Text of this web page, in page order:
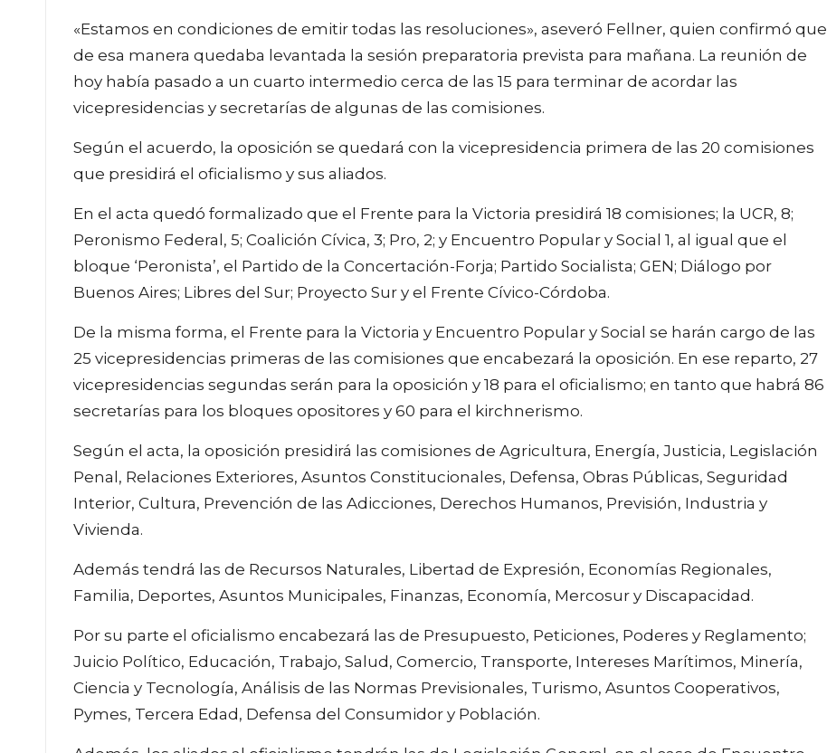
«Estamos en condiciones de emitir todas las resoluciones», aseveró Fellner, quien confirmó que
de esa manera quedaba levantada la sesión preparatoria prevista para mañana. La reunión de
hoy había pasado a un cuarto intermedio cerca de las 15 para terminar de acordar las
vicepresidencias y secretarías de algunas de las comisiones.
Según el acuerdo, la oposición se quedará con la vicepresidencia primera de las 20 comisiones
que presidirá el oficialismo y sus aliados.
En el acta quedó formalizado que el Frente para la Victoria presidirá 18 comisiones; la UCR, 8;
Peronismo Federal, 5; Coalición Cívica, 3; Pro, 2; y Encuentro Popular y Social 1, al igual que el
bloque ‘Peronista’, el Partido de la Concertación-Forja; Partido Socialista; GEN; Diálogo por
Buenos Aires; Libres del Sur; Proyecto Sur y el Frente Cívico-Córdoba.
De la misma forma, el Frente para la Victoria y Encuentro Popular y Social se harán cargo de las
25 vicepresidencias primeras de las comisiones que encabezará la oposición. En ese reparto, 27
vicepresidencias segundas serán para la oposición y 18 para el oficialismo; en tanto que habrá 86
secretarías para los bloques opositores y 60 para el kirchnerismo.
Según el acta, la oposición presidirá las comisiones de Agricultura, Energía, Justicia, Legislación
Penal, Relaciones Exteriores, Asuntos Constitucionales, Defensa, Obras Públicas, Seguridad
Interior, Cultura, Prevención de las Adicciones, Derechos Humanos, Previsión, Industria y
Vivienda.
Además tendrá las de Recursos Naturales, Libertad de Expresión, Economías Regionales,
Familia, Deportes, Asuntos Municipales, Finanzas, Economía, Mercosur y Discapacidad.
Por su parte el oficialismo encabezará las de Presupuesto, Peticiones, Poderes y Reglamento;
Juicio Político, Educación, Trabajo, Salud, Comercio, Transporte, Intereses Marítimos, Minería,
Ciencia y Tecnología, Análisis de las Normas Previsionales, Turismo, Asuntos Cooperativos,
Pymes, Tercera Edad, Defensa del Consumidor y Población.